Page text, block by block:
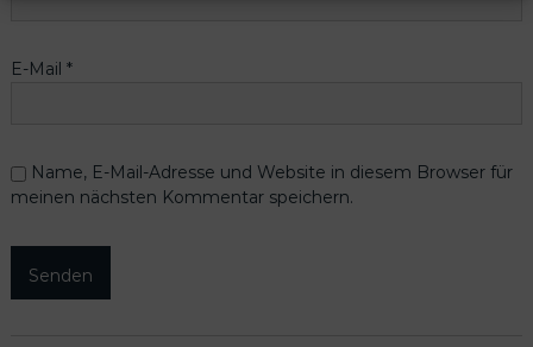
E-Mail *
Name, E-Mail-Adresse und Website in diesem Browser für
meinen nächsten Kommentar speichern.